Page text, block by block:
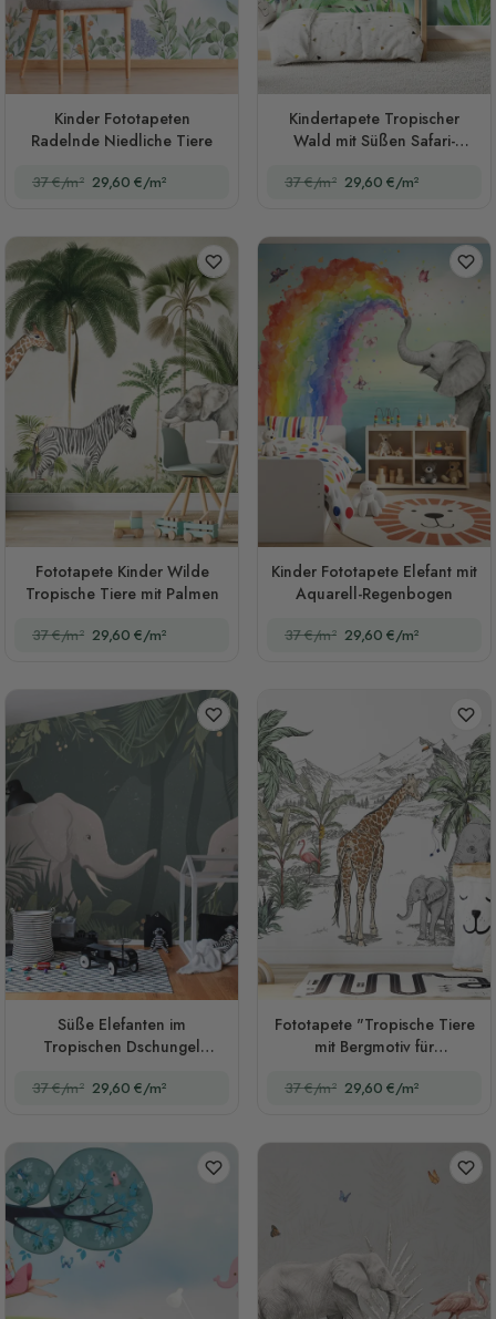
Kinder Fototapeten
Radelnde Niedliche Tiere
37 €/m² 29,60 €/m²
Kindertapete Tropischer
Wald mit Süßen Safari-
37 €/m² 29,60 €/m²
Fototapete Kinder Wilde
Tropische Tiere mit Palmen
37 €/m² 29,60 €/m²
Kinder Fototapete Elefant mit
Aquarell-Regenbogen
37 €/m² 29,60 €/m²
Süße Elefanten im
Tropischen Dschungel
37 €/m² 29,60 €/m²
Fototapete "Tropische Tiere
mit Bergmotiv für
37 €/m² 29,60 €/m²